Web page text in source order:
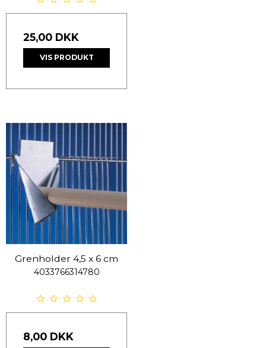
25,00 DKK
VIS PRODUKT
Grenholder 4,5 x 6 cm
4033766314780
8,00 DKK